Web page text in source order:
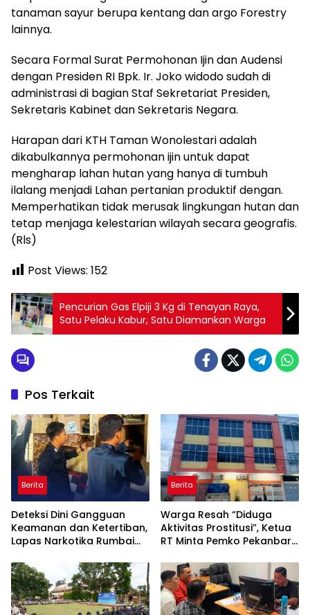
tanaman sayur berupa kentang dan argo Forestry
lainnya.
Secara Formal Surat Permohonan Ijin dan Audensi
dengan Presiden RI Bpk. Ir. Joko widodo sudah di
administrasi di bagian Staf Sekretariat Presiden,
Sekretaris Kabinet dan Sekretaris Negara.
Harapan dari KTH Taman Wonolestari adalah
dikabulkannya permohonan ijin untuk dapat
mengharap lahan hutan yang hanya di tumbuh
ilalang menjadi Lahan pertanian produktif dengan.
Memperhatikan tidak merusak lingkungan hutan dan
tetap menjaga kelestarian wilayah secara geografis.
(Rls)
Post Views: 152
Pencurian Gas Elpiji 3 Kg di Tenayan Raya,
Satu Pelaku Kabur, Satu Diamankan Warga
Pos Terkait
Berita
Deteksi Dini Gangguan
Keamanan dan Ketertiban,
Lapas Narkotika Rumbai
Hunian
Berita
Warga Resah “Diduga
Aktivitas Prostitusi”, Ketua
RT Minta Pemko Pekanbaru
Aktivitas Z Homestay di
Jalan Tanjung Datuk